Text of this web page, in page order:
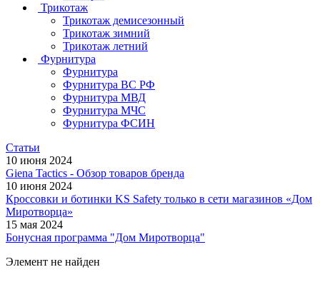
Трикотаж
Трикотаж демисезонный
Трикотаж зимний
Трикотаж летний
Фурнитура
Фурнитура
Фурнитура ВС РФ
Фурнитура МВД
Фурнитура МЧС
Фурнитура ФСИН
Статьи
10 июня 2024
Giena Tactics - Обзор товаров бренда
10 июня 2024
Кроссовки и ботинки KS Safety только в сети магазинов «Дом
Миротворца»
15 мая 2024
Бонусная программа "Дом Миротворца"
Элемент не найден